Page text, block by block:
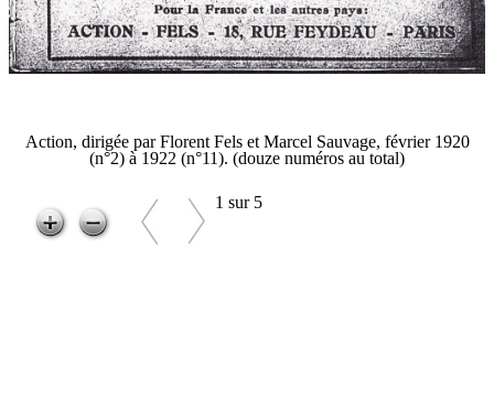
Action, dirigée par Florent Fels et Marcel Sauvage, février 1920
(n°2) à 1922 (n°11). (douze numéros au total)
1 sur 5